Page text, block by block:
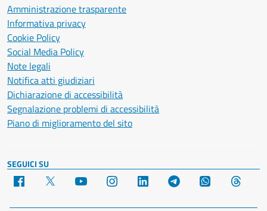
Amministrazione trasparente
Informativa privacy
Cookie Policy
Social Media Policy
Note legali
Notifica atti giudiziari
Dichiarazione di accessibilità
Segnalazione problemi di accessibilità
Piano di miglioramento del sito
SEGUICI SU
Facebook YouTube Instagram LinkedIn Telegram WhatsApp